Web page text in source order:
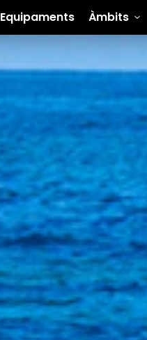
Equipaments Àmbits